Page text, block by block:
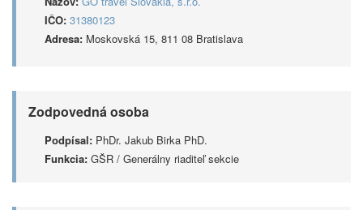
IČO: 31380123
Adresa: Moskovská 15, 811 08 Bratislava
Zodpovedná osoba
Podpísal: PhDr. Jakub Birka PhD.
Funkcia: GŠR / Generálny riaditeľ sekcie